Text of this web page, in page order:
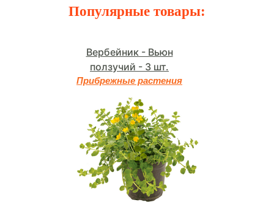
Популярные товары:
Вербейник - Вьюн
ползучий - 3 шт.
Прибрежные растения